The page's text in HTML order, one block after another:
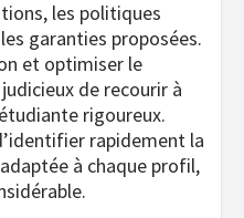
les politiques
garanties proposées.
et optimiser le
de recourir à
rigoureux.
rapidement la
à chaque profil,